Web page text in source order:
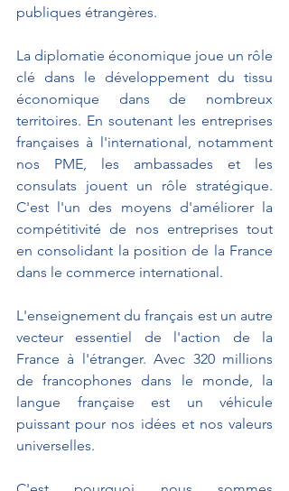
publiques étrangères.
La diplomatie économique joue un rôle
clé dans le développement du tissu
économique dans de nombreux
territoires. En soutenant les entreprises
françaises à l'international, notamment
nos PME, les ambassades et les
consulats jouent un rôle stratégique.
C'est l'un des moyens d'améliorer la
compétitivité de nos entreprises tout
en consolidant la position de la France
dans le commerce international.
L'enseignement du français est un autre
vecteur essentiel de l'action de la
France à l'étranger. Avec 320 millions
de francophones dans le monde, la
langue française est un véhicule
puissant pour nos idées et nos valeurs
universelles.